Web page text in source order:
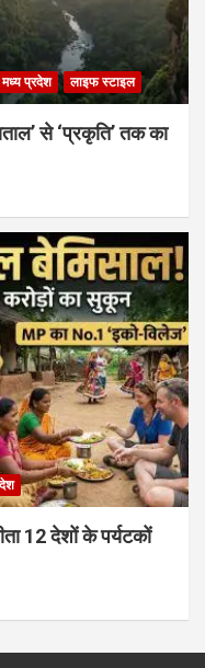
मध्य प्रदेश लाइफ स्टाइल
से ‘प्रकृति’ तक का
12 देशों के पर्यटकों